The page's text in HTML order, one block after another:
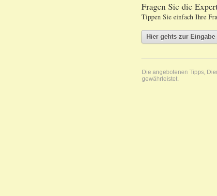
Fragen Sie die
Tippen Sie einfach Ihre
Die angebotenen Tipps,
gewährleistet.